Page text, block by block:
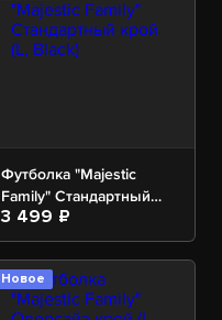
Футболка "Majestic
Family" Стандартный
крой, Black
3 499 ₽
Новое